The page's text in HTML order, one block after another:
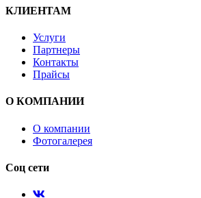
КЛИЕНТАМ
Услуги
Партнеры
Контакты
Прайсы
О КОМПАНИИ
О компании
Фотогалерея
Соц сети